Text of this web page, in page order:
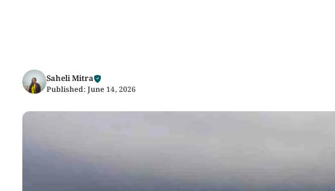
Saheli Mitra
Published: June 14, 2026